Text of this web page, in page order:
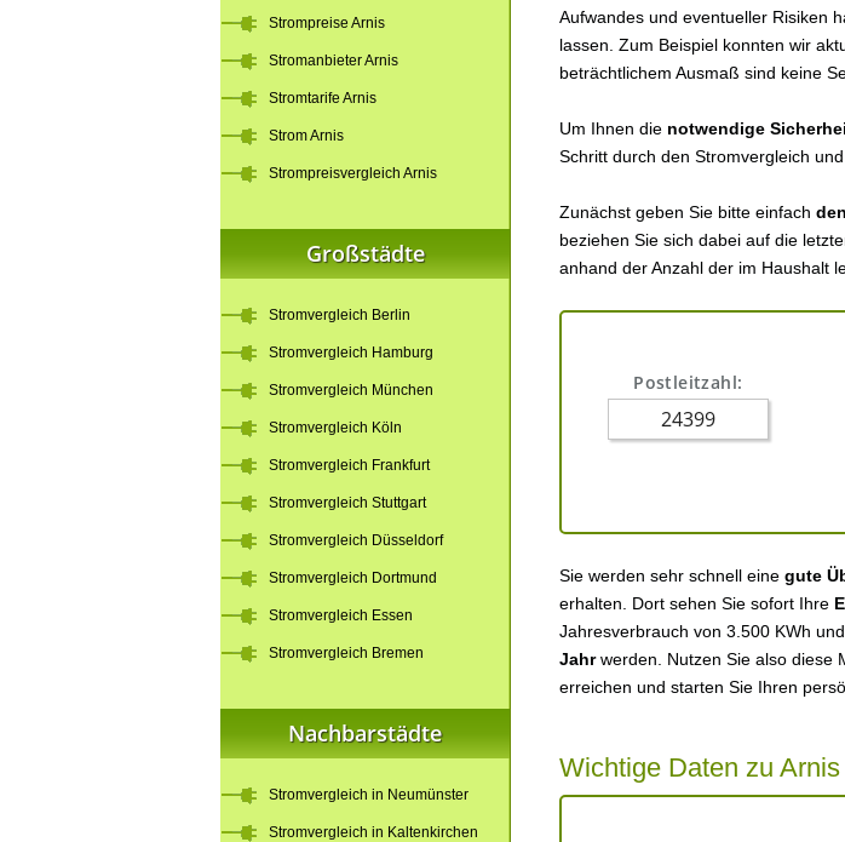
Aufwandes und eventueller Risiken
lassen. Zum Beispiel konnten wir
beträchtlichem Ausmaß sind keine
Um Ihnen die notwendige
Schritt durch den Stromvergleich
Zunächst geben Sie bitte einfach
beziehen Sie sich dabei auf die
anhand der Anzahl der im Haushalt
Postleitzahl:
Sie werden sehr schnell eine gute
erhalten. Dort sehen Sie sofort Ihre
Jahresverbrauch von 3.500 KWh
Jahrwerden. Nutzen Sie also diese
erreichen und starten Sie Ihren
Wichtige Daten zu Arnis
Strompreise Arnis
Stromanbieter Arnis
Stromtarife Arnis
Strom Arnis
Strompreisvergleich Arnis
Großstädte
Stromvergleich Berlin
Stromvergleich Hamburg
Stromvergleich München
Stromvergleich Köln
Stromvergleich Frankfurt
Stromvergleich Stuttgart
Stromvergleich Düsseldorf
Stromvergleich Dortmund
Stromvergleich Essen
Stromvergleich Bremen
Nachbarstädte
Stromvergleich in Neumünster
Stromvergleich in Kaltenkirchen